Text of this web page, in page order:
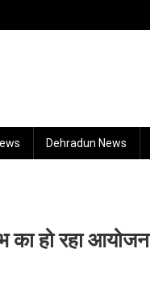
Dehradun News
का हो रहा आयोजन